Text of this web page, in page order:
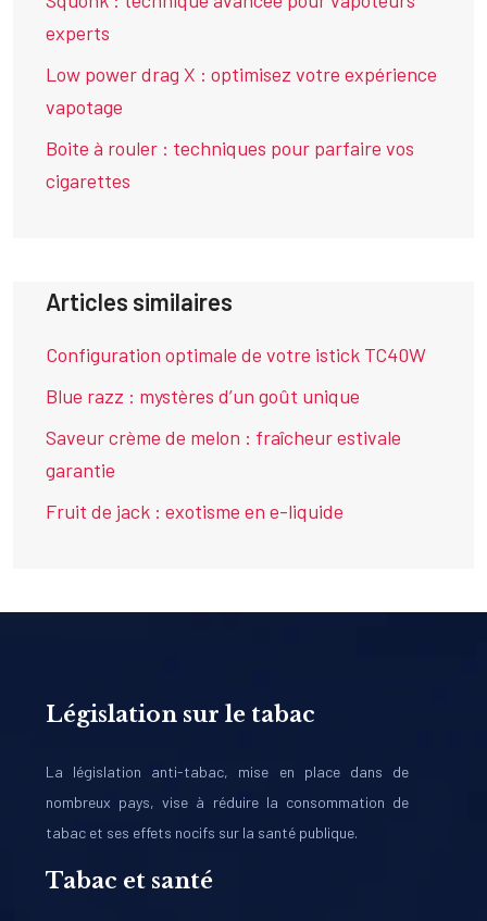
experts
Low power drag X : optimisez votre expérience
vapotage
Boite à rouler : techniques pour parfaire vos
cigarettes
Articles similaires
Configuration optimale de votre istick TC40W
Blue razz : mystères d’un goût unique
Saveur crème de melon : fraîcheur estivale
garantie
Fruit de jack : exotisme en e-liquide
Législation sur le tabac
La législation anti-tabac, mise en place dans de
nombreux pays, vise à réduire la consommation de
tabac et ses effets nocifs sur la santé publique.
Tabac et santé